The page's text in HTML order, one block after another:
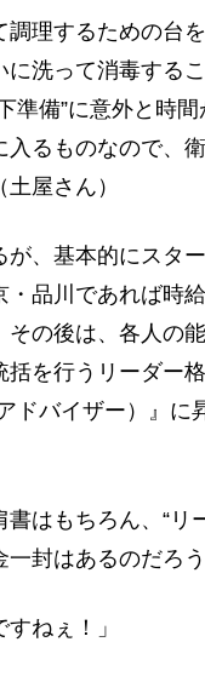
調理するための台
に洗って消毒する
準備”に意外と時
入るものなので、
屋さん）
、基本的にスタ
・品川であれば時
その後は、各人の
括を行うリーダー
ドバイザー）』に
はもちろん、“リ
一封はあるのだろ
すねぇ！」